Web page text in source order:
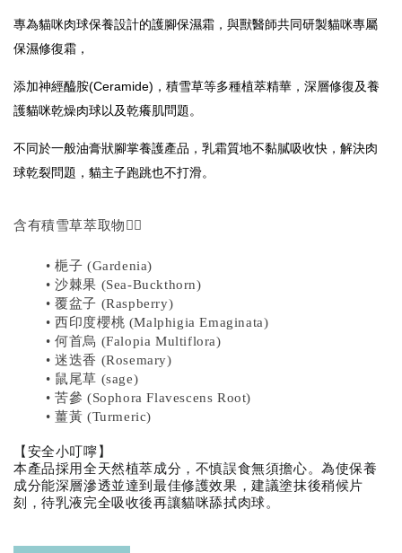
NT$ 1,500 TWD
$289加購奧咪樂 紓壓玩具
現貨｜德國
Aumüller 奧咪樂
｜貓草纈草根玩具
NT$ 289 TWD
NT$ 300 TWD
- +
德國 Aumüller 奧咪樂
玩具
NT$ 289 TWD
NT$ 300 TWD
- +
專為貓咪肉球保養設計的護腳保濕霜，與獸醫師共同研製貓咪專屬
保濕修復霜，
添加神經醯胺(Ceramide)，積雪草等多種植萃精華，深層修復及養
護貓咪乾燥肉球以及乾癢肌問題。
不同於一般油膏狀腳掌養護產品，乳霜質地不黏膩吸收快，解決肉
球乾裂問題，貓主子跑跳也不打滑。
含有積雪草萃取物👍🏻
• 梔子 (Gardenia)
• 沙棘果 (Sea-Buckthorn)
• 覆盆子 (Raspberry)
• 西印度櫻桃 (Malphigia Emaginata)
• 何首烏 (Falopia Multiflora)
• 迷迭香 (Rosemary)
• 鼠尾草 (sage)
• 苦參 (Sophora Flavescens Root)
• 薑黃 (Turmeric)
【安全小叮嚀】
本產品採用全天然植萃成分，不慎誤食無須擔心。為使保養
成分能深層滲透並達到最佳修護效果，建議塗抹後稍候片
刻，待乳液完全吸收後再讓貓咪舔拭肉球。